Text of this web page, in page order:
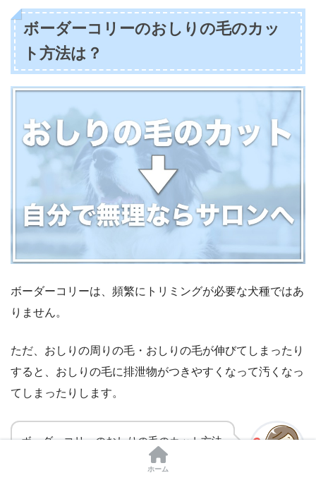
ボーダーコリーのおしりの毛のカッ
ト方法は？
ボーダーコリーは、頻繁にトリミングが必要な犬種ではあ
りません。
ただ、おしりの周りの毛・おしりの毛が伸びてしまったり
すると、おしりの毛に排泄物がつきやすくなって汚くなっ
てしまったりします。
ボーダーコリーのおしりの毛のカット方法
ホーム